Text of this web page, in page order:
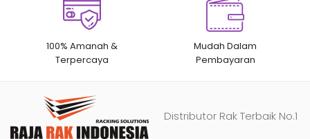
100% Amanah &
Terpercaya
Mudah Dalam
Pembayaran
Distributor Rak Terbaik No.1